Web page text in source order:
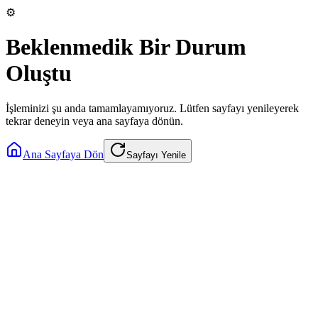
⚙️
Beklenmedik Bir Durum
Oluştu
İşleminizi şu anda tamamlayamıyoruz. Lütfen sayfayı yenileyerek
tekrar deneyin veya ana sayfaya dönün.
Ana Sayfaya Dön Sayfayı Yenile